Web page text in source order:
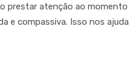
prestar atenção ao
e compassiva. Isso nos